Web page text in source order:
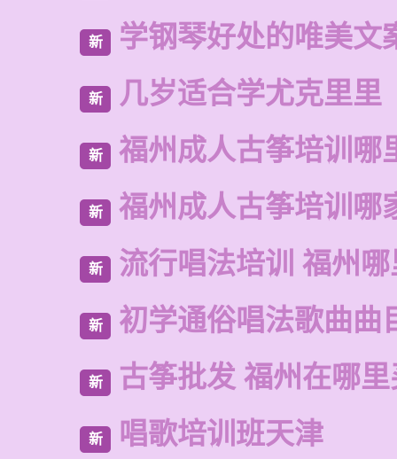
新 学钢琴好处的唯美文
新 几岁适合学尤克里里
新 福州成人古筝培训哪
新 福州成人古筝培训哪
新 流行唱法培训 福州
新 初学通俗唱法歌曲曲
新 古筝批发 福州在哪
新 唱歌培训班天津